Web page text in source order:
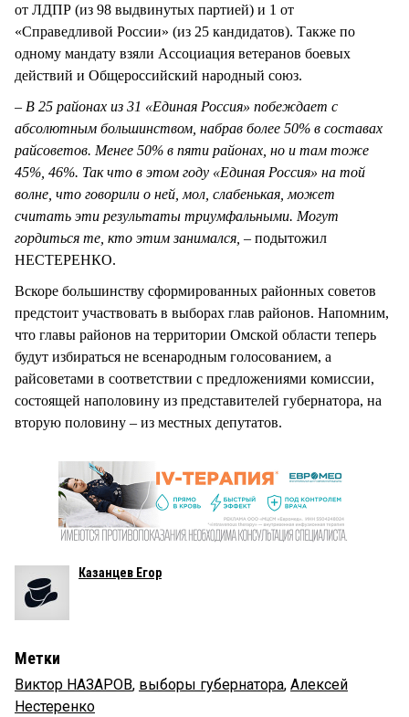
от ЛДПР (из 98 выдвинутых партией) и 1 от
«Справедливой России» (из 25 кандидатов). Также по
одному мандату взяли Ассоциация ветеранов боевых
действий и Общероссийский народный союз.
– В 25 районах из 31 «Единая Россия» побеждает с
абсолютным большинством, набрав более 50% в составах
райсоветов. Менее 50% в пяти районах, но и там тоже
45%, 46%. Так что в этом году «Единая Россия» на той
волне, что говорили о ней, мол, слабенькая, может
считать эти результаты триумфальными. Могут
гордиться те, кто этим занимался, – подытожил
НЕСТЕРЕНКО.
Вскоре большинству сформированных районных советов
предстоит участвовать в выборах глав районов. Напомним,
что главы районов на территории Омской области теперь
будут избираться не всенародным голосованием, а
райсоветами в соответствии с предложениями комиссии,
состоящей наполовину из представителей губернатора, на
вторую половину – из местных депутатов.
Казанцев Егор
Метки
Виктор НАЗАРОВ, выборы губернатора, Алексей
Нестеренко